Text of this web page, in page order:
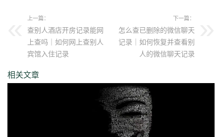
上一篇：
查别人酒店开房记录能网
上查吗｜如何网上查别人
宾馆入住记录
下一篇：
怎么查已删除的微信聊天
记录｜如何恢复并查看别
人的微信聊天记录
相关文章